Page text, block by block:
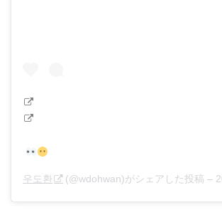
우도환 (@wdohwan)がシェアした投稿 –